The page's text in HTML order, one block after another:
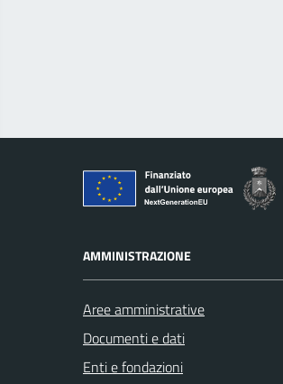
AMMINISTRAZIONE
Aree amministrative
Documenti e dati
Enti e fondazioni